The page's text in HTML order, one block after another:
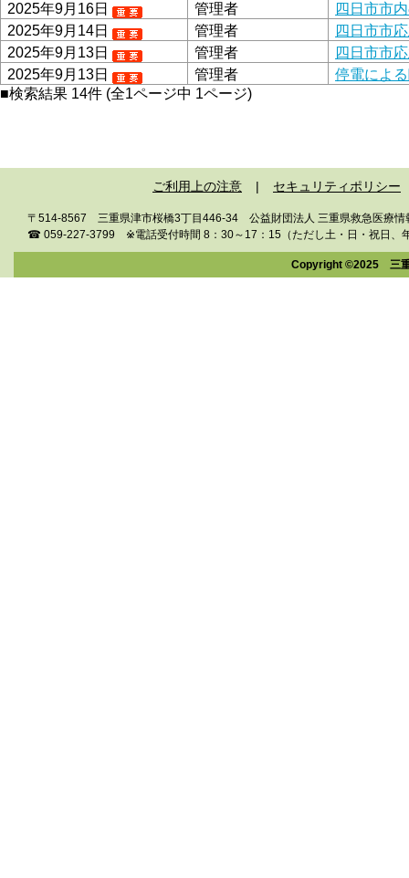
2025年9月16日
管理者
四日市市
2025年9月14日
管理者
四日市市
2025年9月13日
管理者
四日市市
2025年9月13日
管理者
停電によ
■検索結果 14件 (全1ページ中 1ページ)
ご利用上の注意 セキュリティポリシー
〒514-8567 三重県津市桜橋3丁目446-34 公益財団法人 三重県救急医療情
☎ 059-227-3799 ※電話受付時間 8：30～17：15 （ただし土・日・祝日、
Copyright ©2025 三